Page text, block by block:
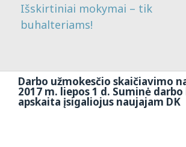
Išskirtiniai mokymai – tik
buhalteriams!
Darbo užmokesčio skaičiavimo
2017 m. liepos 1 d. Suminė
apskaita įsigaliojus naujajam DK